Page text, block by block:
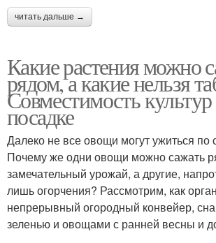
читать дальше →
Какие растения можно
рядом, а какие нельзя
Совместимость
посадке
Далеко не все овощи могут ужиться по
Почему же одни овощи можно сажать
замечательный урожай, а другие,
лишь огорчения? Рассмотрим, как
непрерывный огородный конвейер,
зеленью и овощами с ранней весны и